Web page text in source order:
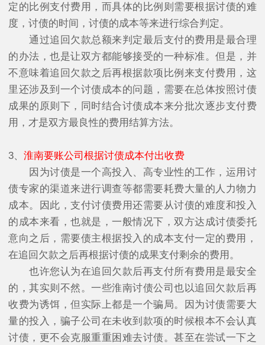
定的比例支付费用，而具体的比例则需要根据讨债的难
度，讨债的时间，讨债的成本等来进行综合判定。
通过追回欠款总额来判定最后支付的费用是最合理
的办法，也是让双方都能够接受的一种标准。但是，并
不意味着追回欠款之后再根据款项比例来支付费用，这
里还涉及到一个讨债成本的问题，需要在总体按照讨债
成果的原则下，同时结合讨债成本来分批次逐步支付费
用，才是双方最良性的费用结算方法。
3、 淮南要账公司根据讨债成本付出收费
因为讨债是一个高投入、高专业性的工作，运用讨
债专家的渠道来进行调查等都需要耗费大量的人力物力
成本。因此，支付讨债费用还需要从讨债的难度和投入
的成本来看，也就是，一般情况下，双方达成讨债委托
意向之后，需要债主根据投入的成本支付一定的费用，
在追回欠款之后再根据讨债的成果支付剩余的费用。
也许您认为在追回欠款后再支付所有费用是最安全
的，其实则不然。一些淮南讨债公司也以追回欠款后再
收费为诱饵，但实际上都是一个骗局。因为讨债需要大
量的投入，骗子公司在未收到款项的时候根本不会认真
讨债，更不会克服重重困难去讨债。甚至在尝试一下之